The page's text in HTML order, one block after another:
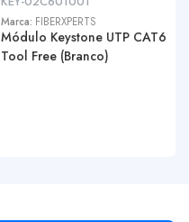
Marca: FIBERXPERTS
Módulo Keystone UTP CAT6
Tool Free (Branco)